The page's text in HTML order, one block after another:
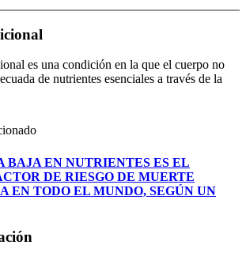
es una condición en la que el cuerpo no
de nutrientes esenciales a través de la
BAJA EN NUTRIENTES ES EL
DE RIESGO DE MUERTE
EN TODO EL MUNDO, SEGÚN UN